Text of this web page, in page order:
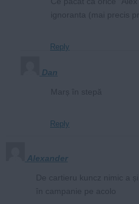
Reply
Dan
Reply
Alexander